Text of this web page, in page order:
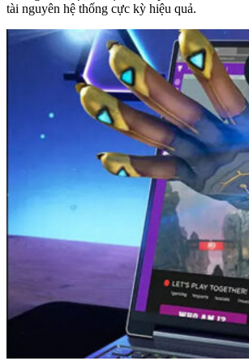
tài nguyên hệ thống cực kỳ hiệu quả.